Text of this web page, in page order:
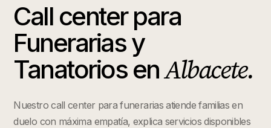
Call center para
Funerarias y
TanatoriosenAlbacete.
Nuestro call center para funerarias atiende familias en
duelo con máxima empatía, explica servicios disponibles